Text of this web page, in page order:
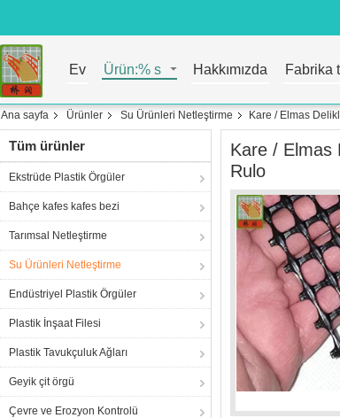
Ev Ürün:% s Hakkımızda Fabrika
Ana sayfa Ürünler Su Ürünleri Netleştirme Kare / Elmas
Tüm ürünler
Ekstrüde Plastik Örgüler
Bahçe kafes kafes bezi
Tarımsal Netleştirme
Su Ürünleri Netleştirme
Endüstriyel Plastik Örgüler
Plastik İnşaat Filesi
Plastik Tavukçuluk Ağları
Geyik çit örgü
Çevre ve Erozyon Kontrolü
Kare / Elmas
Rulo